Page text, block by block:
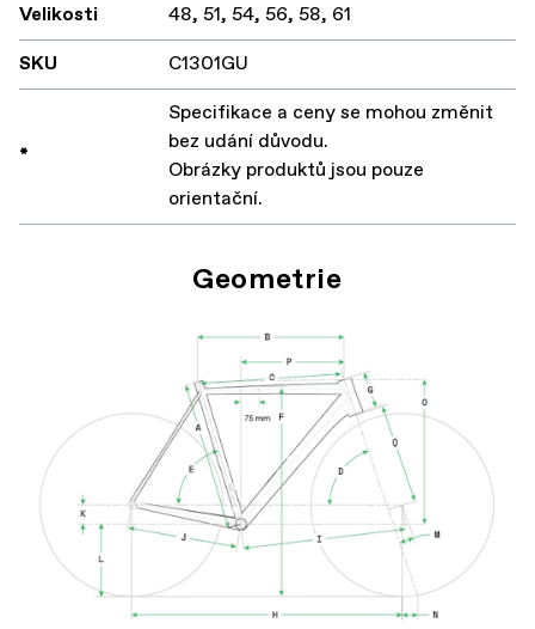
Velikosti
48, 51, 54, 56, 58, 61
SKU
C1301GU
*
Specifikace a ceny se mohou změnit
bez udání důvodu.
Obrázky produktů jsou pouze
orientační.
Geometrie